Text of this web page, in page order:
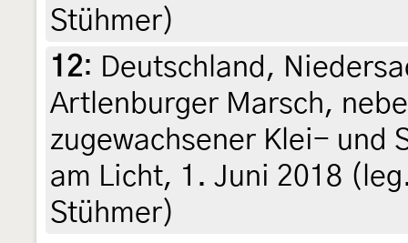
Stühmer)
12: Deutschland,
Artlenburger Marsch,
zugewachsener Klei- und
am Licht, 1. Juni 2018
Stühmer)